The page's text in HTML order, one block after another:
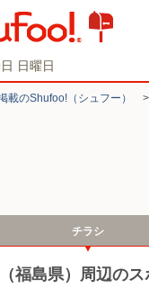
日曜日
載の​Shufoo!​（シュフー）
チラシ
福島県）周辺の